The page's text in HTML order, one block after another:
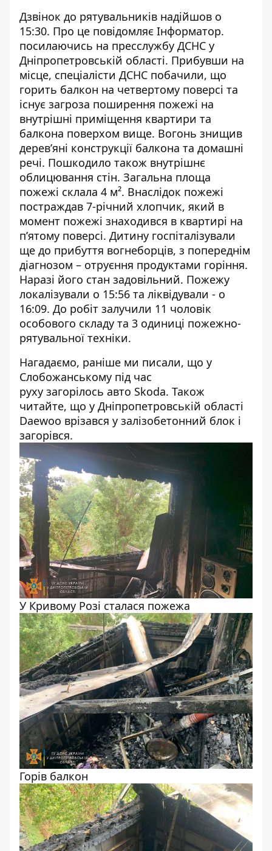
Дзвінок до рятувальників надійшов о
15:30. Про це повідомляє Інформатор.
посилаючись на пресслужбу ДСНС у
Дніпропетровській області. Прибувши на
місце, спеціалісти ДСНС побачили, що
горить балкон на четвертому поверсі та
існує загроза поширення пожежі на
внутрішні приміщення квартири та
балкона поверхом вище. Вогонь знищив
дерев’яні конструкції балкона та домашні
речі. Пошкодило також внутрішнє
облицювання стін. Загальна площа
пожежі склала 4 м². Внаслідок пожежі
постраждав 7-річний хлопчик, який в
момент пожежі знаходився в квартирі на
п’ятому поверсі. Дитину госпіталізували
ще до прибуття вогнеборців, з попереднім
діагнозом – отруєння продуктами горіння.
Наразі його стан задовільний. Пожежу
локалізували о 15:56 та ліквідували - о
16:09. До робіт залучили 11 чоловік
особового складу та 3 одиниці пожежно-
рятувальної техніки.
Нагадаємо, раніше ми писали, що у
Слобожанському під час
руху загорілось авто Skoda. Також
читайте, що у Дніпропетровській області
Daewoo врізався у залізобетонний блок і
загорівся.
У Кривому Розі сталася пожежа
Горів балкон